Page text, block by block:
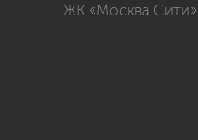
ЖК «Москва Сити»